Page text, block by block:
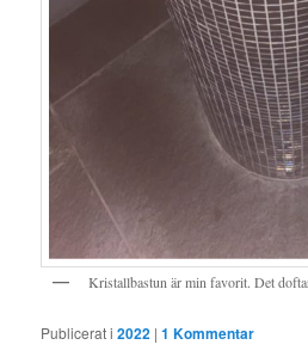
Kristallbastun är min favorit. Det
Publicerat i 2022 |1 Kommentar